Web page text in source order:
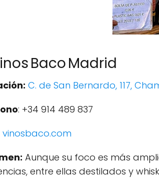
Baco Madrid
C. de San Bernardo, 117,
: +34 914 489 837
vinosbaco.com
Aunque su foco es más
entre ellas destilados y